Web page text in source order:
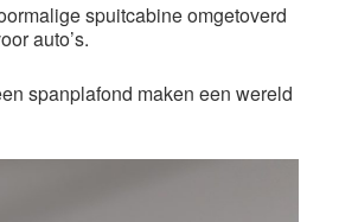
spuitcabine omgetoverd
auto’s.
spanplafond maken een wereld